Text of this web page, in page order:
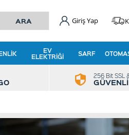
Giriş Yap
EV
ELEKTRIĞI SARF
256 Bit SSL